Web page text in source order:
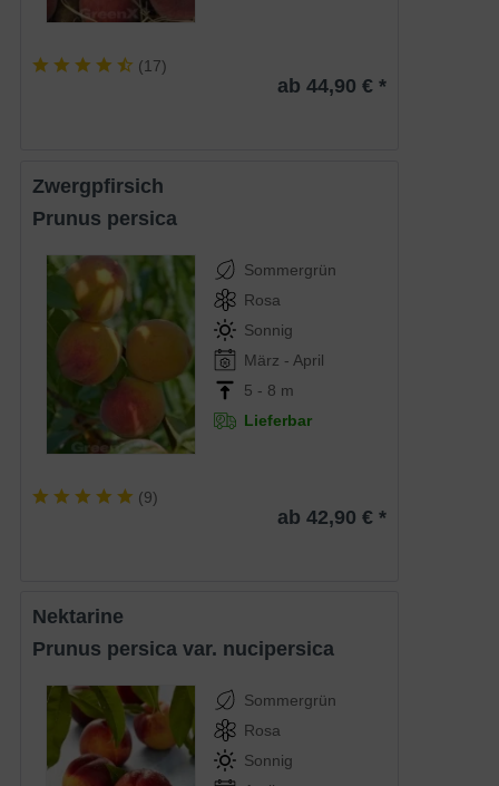
(17)
ab 44,90 € *
Zwergpfirsich
Prunus persica
Sommergrün
Rosa
Sonnig
März - April
5 - 8 m
Lieferbar
(9)
ab 42,90 € *
Nektarine
Prunus persica var. nucipersica
Sommergrün
Rosa
Sonnig